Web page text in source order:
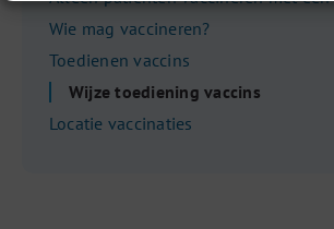
Wie mag vaccineren?
Toedienen vaccins
Wijze toediening vaccins
Locatie vaccinaties